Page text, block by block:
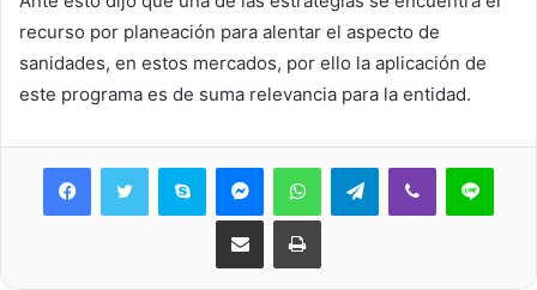
recurso por planeación para alentar el aspecto de
sanidades, en estos mercados, por ello la aplicación de
este programa es de suma relevancia para la entidad.
Skype MessengerWhatsAppTelegramViber Line
Share via Email Print